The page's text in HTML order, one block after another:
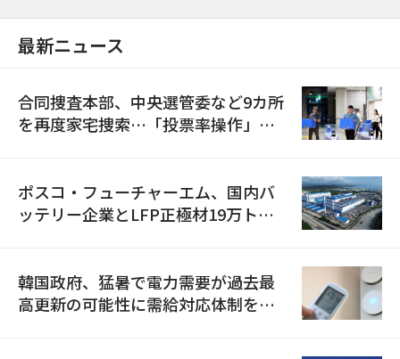
最新ニュース
合同捜査本部、中央選管委など9カ所
を再度家宅捜索…「投票率操作」の
ポスコ・フューチャーエム、国内バ
ッテリー企業とLFP正極材19万トン
韓国政府、猛暑で電力需要が過去最
高更新の可能性に需給対応体制を点